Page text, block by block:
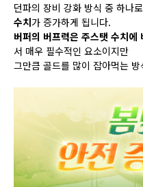
던파의 장비 강화 방식 중 하나
수치가 증가하게 됩니다.
버퍼의 버프력은 주스탯 수치에
서 매우 필수적인 요소이지만
그만큼 골드를 많이 잡아먹는 방